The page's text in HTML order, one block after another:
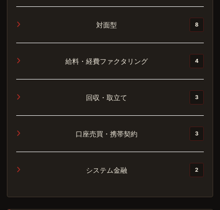
対面型 8
給料・経費ファクタリング 4
回収・取立て 3
口座売買・携帯契約 3
システム金融 2